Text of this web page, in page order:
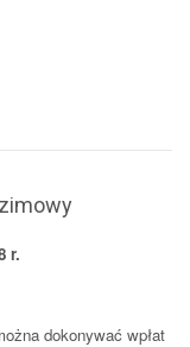
r.
dokonywać wpłat